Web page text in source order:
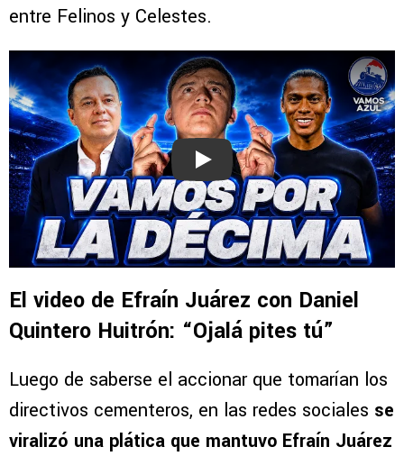
entre Felinos y Celestes.
Play
El video de Efraín Juárez con Daniel
Quintero Huitrón: “Ojalá pites tú”
Luego de saberse el accionar que tomarían los
directivos cementeros, en las redes sociales se
viralizó una plática que mantuvo Efraín Juárez